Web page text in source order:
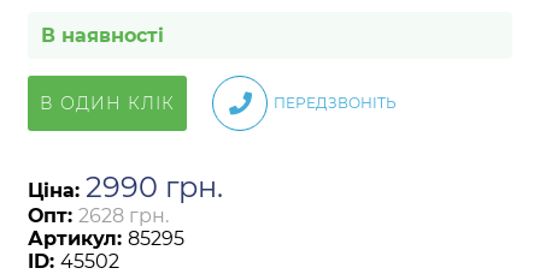
В наявності
В ОДИН КЛІК ПЕРЕДЗВОНІТЬ
Ціна: 2990 грн.
Опт: 2628 грн.
Артикул: 85295
ID: 45502